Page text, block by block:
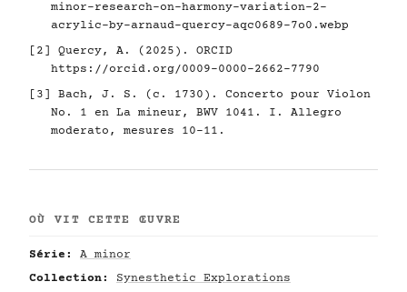
minor-research-on-harmony-variation-2-
acrylic-by-arnaud-quercy-aqc0689-7o0.webp
[2] Quercy, A. (2025). ORCID
https://orcid.org/0009-0000-2662-7790
[3] Bach, J. S. (c. 1730). Concerto pour Violon
No. 1 en La mineur, BWV 1041. I. Allegro
moderato, mesures 10–11.
OÙ VIT CETTE ŒUVRE
Série:
A minor
Collection:
Synesthetic Explorations